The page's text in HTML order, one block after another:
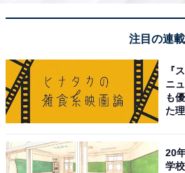
注目の連載
『
ニ
も
た
20
学